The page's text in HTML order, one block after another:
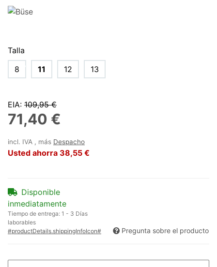
Talla
8
11 12 13
EIA: 109,95 €
71,40 €
incl. IVA , más Despacho
Usted ahorra 38,55 €
Disponible
inmediatamente
Tiempo de entrega: 1 - 3 Días
laborables
#productDetails.shippingInfoIcon#
Pregunta sobre el producto